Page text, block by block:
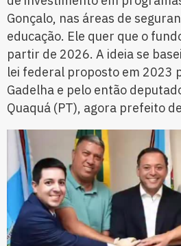
Gonçalo, nas áreas de
educação. Ele quer que o
partir de 2026. A ideia se
lei federal proposto em 2023
Gadelha e pelo então
Quaquá (PT), agora prefeito